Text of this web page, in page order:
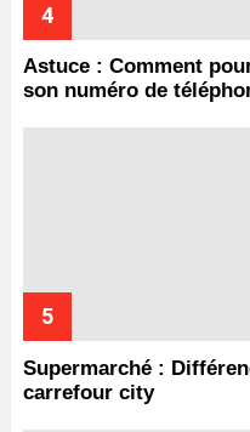
Astuce : Comment
son numéro de
Supermarché :
carrefour city